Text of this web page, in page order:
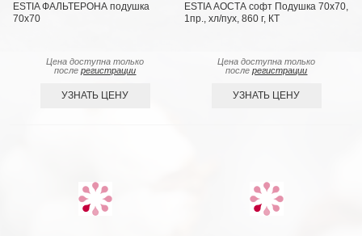
ESTIA ФАЛЬТЕРОНА подушка
70х70
Цена доступна только
послерегистрации
УЗНАТЬ ЦЕНУ
ESTIA АОСТА софт Подушка 70х70,
1пр., хл/пух, 860 г, КТ
Цена доступна только
послерегистрации
УЗНАТЬ ЦЕНУ